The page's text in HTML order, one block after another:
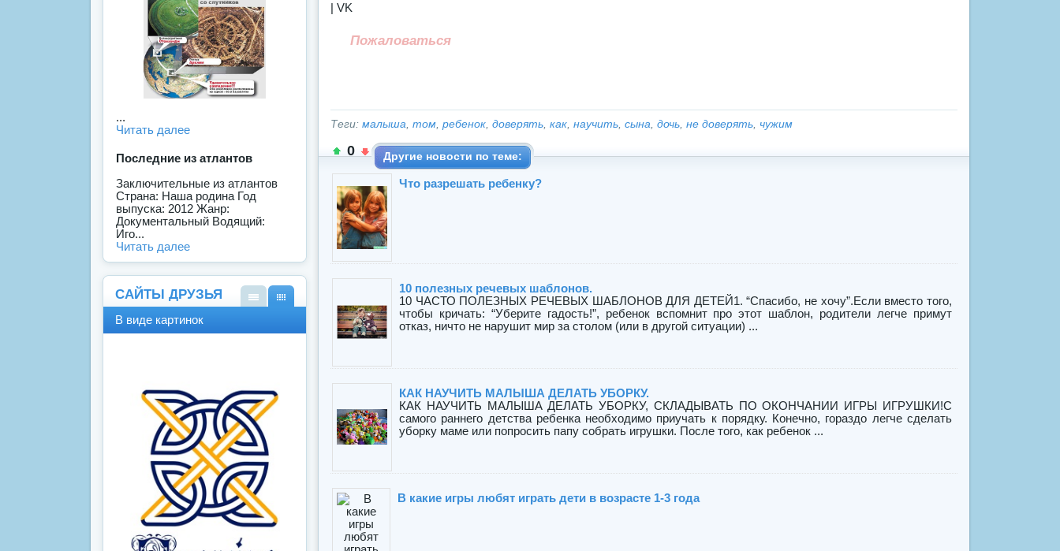
| VK
Пожаловаться
Теги: малыша, том, ребенок, доверять, как, научить, сына, дочь, не доверять, чужим
0 Другие новости по теме:
Что разрешать ребенку?
10 полезных речевых шаблонов.
10 ЧАСТО ПОЛЕЗНЫХ РЕЧЕВЫХ ШАБЛОНОВ ДЛЯ ДЕТЕЙ1. “Спасибо, не хочу”.Если вместо того,
чтобы кричать: “Уберите гадость!”, ребенок вспомнит про этот шаблон, родители легче примут
отказ, ничто не нарушит мир за столом (или в другой ситуации) ...
КАК НАУЧИТЬ МАЛЫША ДЕЛАТЬ УБОРКУ.
КАК НАУЧИТЬ МАЛЫША ДЕЛАТЬ УБОРКУ, СКЛАДЫВАТЬ ПО ОКОНЧАНИИ ИГРЫ ИГРУШКИ!С
самого раннего детства ребенка необходимо приучать к порядку. Конечно, гораздо легче сделать
уборку маме или попросить папу собрать игрушки. После того, как ребенок ...
В какие игры любят играть дети в возрасте 1-3 года
...
Читать далее
Последние из атлантов
Заключительные из атлантов
Страна: Наша родина Год
выпуска: 2012 Жанр:
Документальный Водящий:
Иго...
Читать далее
САЙТЫ ДРУЗЬЯ
В виде картинок